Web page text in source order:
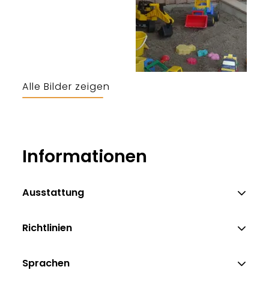
Alle Bilder zeigen
Informationen
Ausstattung
Richtlinien
Sprachen